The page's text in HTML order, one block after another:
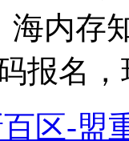
海内存
报名
区-盟